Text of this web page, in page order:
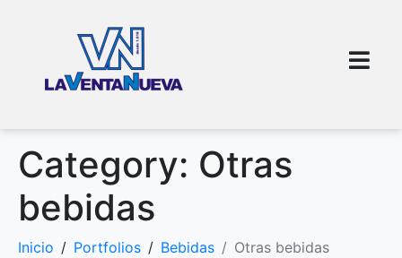
Category: Otras
bebidas
Inicio Portfolios Bebidas Otras bebidas